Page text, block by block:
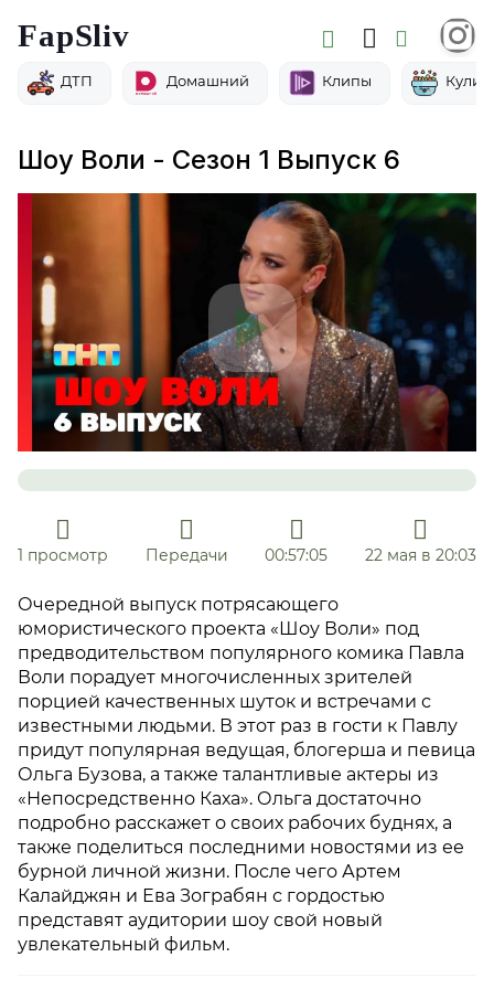
FapSliv
ДТП Домашний Клипы
Шоу Воли - Сезон 1 Выпуск 6
1 просмотр Передачи 00:57:05 22 мая в 20:03
Очередной выпуск потрясающего
юмористического проекта «Шоу Воли» под
предводительством популярного комика Павла
Воли порадует многочисленных зрителей
порцией качественных шуток и встречами с
известными людьми. В этот раз в гости к Павлу
придут популярная ведущая, блогерша и певица
Ольга Бузова, а также талантливые актеры из
«Непосредственно Каха». Ольга достаточно
подробно расскажет о своих рабочих буднях, а
также поделиться последними новостями из ее
бурной личной жизни. После чего Артем
Калайджян и Ева Зограбян с гордостью
представят аудитории шоу свой новый
увлекательный фильм.